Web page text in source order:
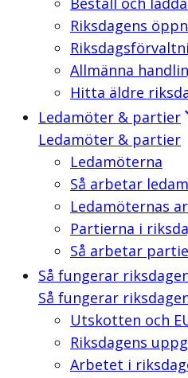
Riksdagens
Allmänna
Hitta äldre
Ledamöter & partier
Ledamöter & partier
Ledamöterna
Så arbetar
Ledamöternas
Partierna i
Så arbetar
Så fungerar
Så fungerar
Utskotten och
Riksdagens
Arbetet i